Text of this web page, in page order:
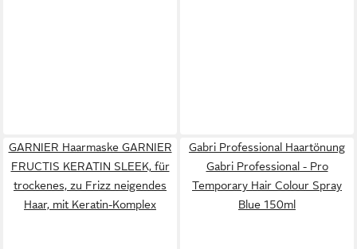
GARNIER Haarmaske GARNIER
FRUCTIS KERATIN SLEEK, für
trockenes, zu Frizz neigendes
Haar, mit Keratin-Komplex
Gabri Professional Haartönung
Gabri Professional - Pro
Temporary Hair Colour Spray
Blue 150ml